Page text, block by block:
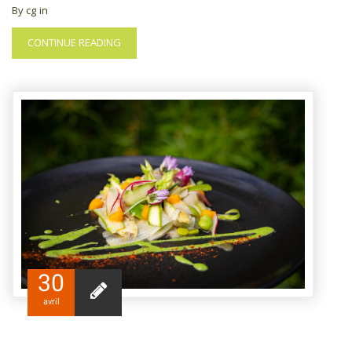
By cg in
CONTINUE READING
30
avril